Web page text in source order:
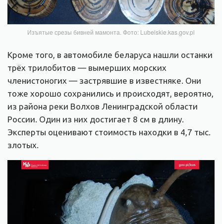
Изъятые срезы бивней мамонта. Фото: Lubelskie.kas.gov.pl
Кроме того, в автомобиле беларуса нашли останки
трёх трилобитов — вымерших морских
членистоногих — застрявшие в известняке. Они
тоже хорошо сохранились и происходят, вероятно,
из района реки Волхов Ленинградской области
России. Один из них достигает 8 см в длину.
Эксперты оценивают стоимость находки в 4,7 тыс.
злотых.